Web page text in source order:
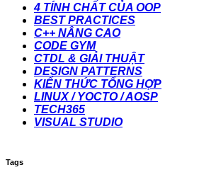
4 TÍNH CHẤT CỦA OOP
BEST PRACTICES
C++ NÂNG CAO
CODE GYM
CTDL & GIẢI THUẬT
DESIGN PATTERNS
KIẾN THỨC TỔNG HỢP
LINUX / YOCTO / AOSP
TECH365
VISUAL STUDIO
Tags